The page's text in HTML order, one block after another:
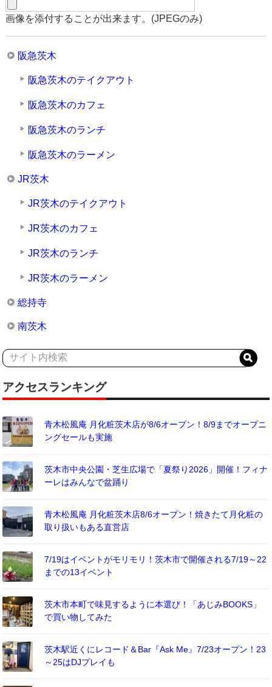
画像を添付することが出来ます。(JPEGのみ)
阪急茨木
阪急茨木のテイクアウト
阪急茨木のカフェ
阪急茨木のランチ
阪急茨木のラーメン
JR茨木
JR茨木のテイクアウト
JR茨木のカフェ
JR茨木のランチ
JR茨木のラーメン
総持寺
南茨木
アクセスランキング
青木松風庵 月化粧茨木店が8/6オープン！8/9までオープニ
ングセールも実施
茨木市中央公園・芝生広場で「夏祭り2026」開催！フィナ
ーレはみんなで盆踊り
青木松風庵 月化粧茨木店8/6オープン！焼きたて月化粧の
取り扱いもある直営店
7/19はイベントがモリモリ！茨木市で開催される7/19～22
までの13イベント
茨木市本町で味見するように本選び！「あじみBOOKS」
で買い物してみた
茨木駅近くにレコード＆Bar『Ask Me』7/23オープン！23
～25はDJプレイも